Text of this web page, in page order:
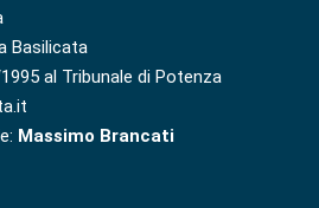
Basilicata
al Tribunale di Potenza
Massimo Brancati